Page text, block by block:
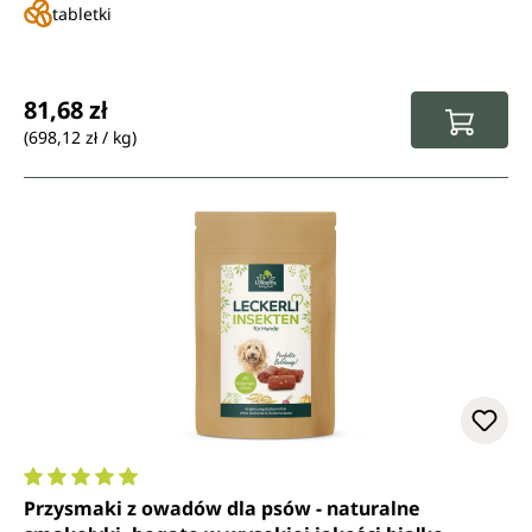
tabletki
81,68 zł
(698,12 zł / kg)
Średnia ocena 5 z 5 gwiazdek
Przysmaki z owadów dla psów - naturalne